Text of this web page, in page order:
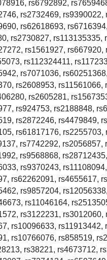
rs6792892,
rs2732469,
rs62618693,
rs2730827,
rs1561927,
rs112324411,
rs7071036,
rs2608953,
rs2605281,
rs924753, rs2188848,
rs2872246, rs4479849,
rs61817176,
rs7742292,
rs9568868,
rs9370243,
rs62262091, rs4655617,
rs9857204,
rs11046164,
rs3122231,
rs10096633,
rs10766076, rs858519,
rs38221, rs4673712,